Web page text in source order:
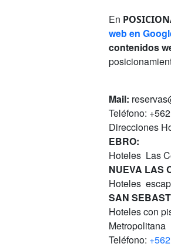
En
web en
contenidos
Mail:
Teléfono:
Direcciones
EBRO:
Hoteles Las
NUEVA LAS
Hoteles
SAN
Hoteles con
Metropolitana
Teléfono: